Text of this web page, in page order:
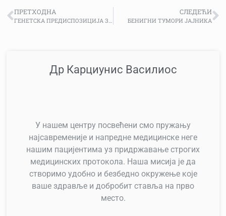
ПРЕТХОДНА
ГЕНЕТСКА ПРЕДИСПОЗИЦИЈА ЗА РАК ЈАЈНИКА
СЛЕДЕЋИ
БЕНИГНИ ТУМОРИ ЈАЈНИКА
Др Карциунис Василиос
У нашем центру посвећени смо пружању
најсавременије и напредне медицинске неге
нашим пацијентима уз придржавање строгих
медицинских протокола. Наша мисија је да
створимо удобно и безбедно окружење које
ваше здравље и добробит ставља на прво
место.